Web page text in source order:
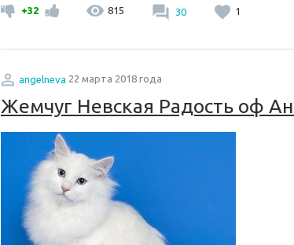
+32 815 30 1
angelneva 22 марта 2018 года
Жемчуг Невская Радость оф